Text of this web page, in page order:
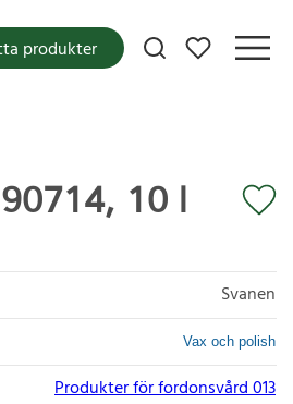
Mina favoriter
produkter
10 l
Svanen
Vax och polish
Produkter för fordonsvård 013